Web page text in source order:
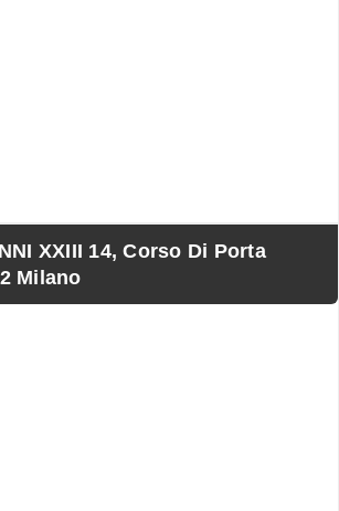
XXIII 14, Corso Di Porta
Milano